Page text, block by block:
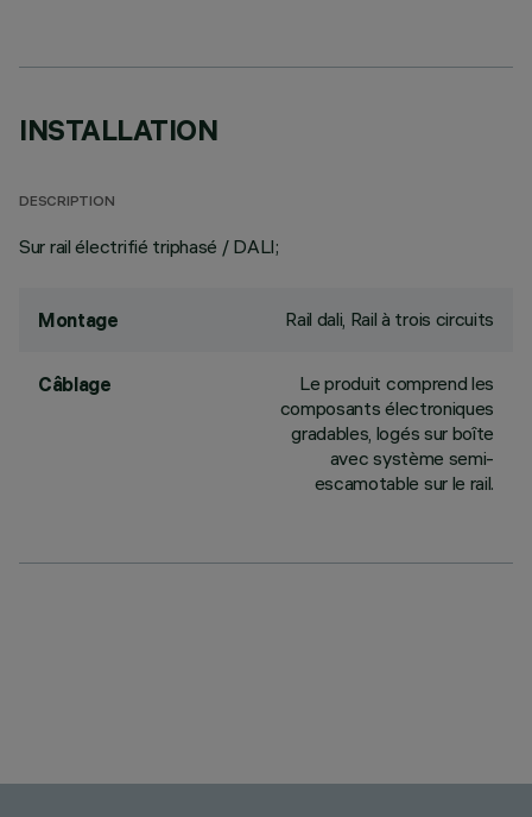
INSTALLATION
DESCRIPTION
Sur rail électrifié triphasé / DALI;
Montage Rail dali, Rail à trois circuits
Câblage
Le produit comprend les
composants électroniques
gradables, logés sur boîte
avec système semi-
escamotable sur le rail.